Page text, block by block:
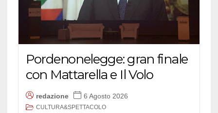
Pordenonelegge: gran finale
con Mattarella e Il Volo
redazione 6 Agosto 2026
CULTURA&SPETTACOLO